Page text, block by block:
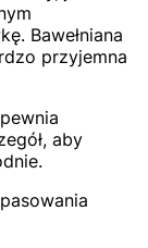
Bawełniana
przyjemna
aby